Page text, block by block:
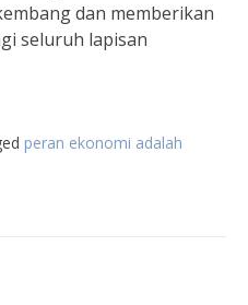
dan memberikan
seluruh lapisan
peran ekonomi adalah